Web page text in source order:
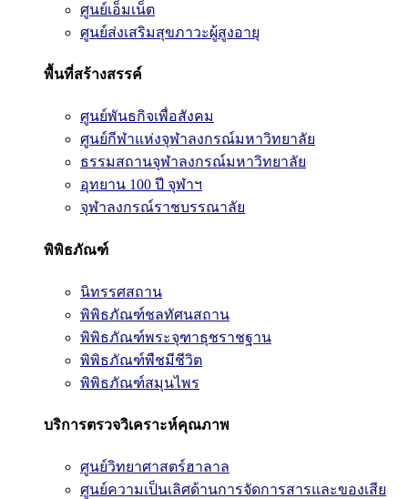
ศูนย์เอ็มเน็ต
ศูนย์ส่งเสริมสุขภาวะผู้สูงอายุ
พื้นที่สร้างสรรค์
ศูนย์พันธกิจเพื่อสังคม
ศูนย์กีฬาแห่งจุฬาลงกรณ์มหาวิทยาลัย
ธรรมสถานจุฬาลงกรณ์มหาวิทยาลัย
อุทยาน 100 ปี จุฬาฯ
จุฬาลงกรณ์ราชบรรณาลัย
พิพิธภัณฑ์
นิทรรศสถาน
พิพิธภัณฑ์ชลทัศนสถาน
พิพิธภัณฑ์พระจุฑาธุชราชฐาน
พิพิธภัณฑ์พืชมีชีวิต
พิพิธภัณฑ์สมุนไพร
บริการตรวจวิเคราะห์คุณภาพ
ศูนย์วิทยาศาสตร์ฮาลาล
ศูนย์ความเป็นเลิศด้านการจัดการสารและของเสีย